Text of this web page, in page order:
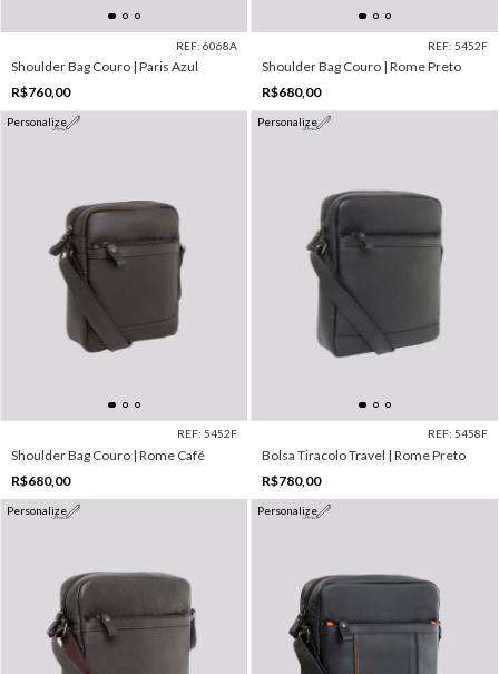
REF: 6068A
Shoulder Bag Couro | Paris Azul
R$760,00
REF: 5452F
Shoulder Bag Couro | Rome Preto
R$680,00
Personalize
REF: 5452F
Shoulder Bag Couro | Rome Café
R$680,00
Personalize
REF: 5458F
Bolsa Tiracolo Travel | Rome Preto
R$780,00
Personalize Personalize